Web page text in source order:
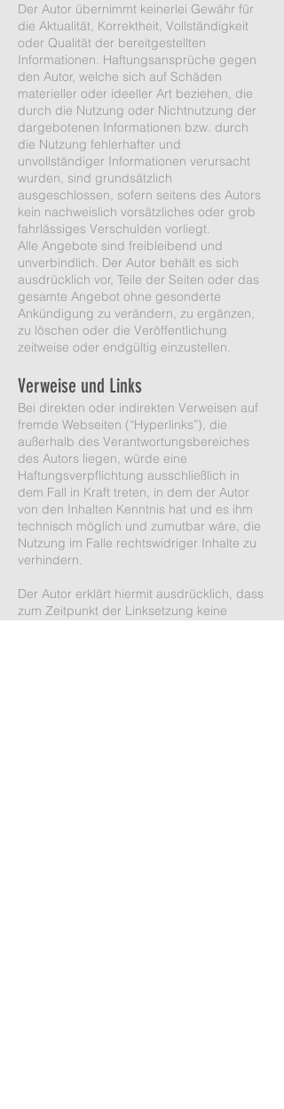
Der Autor übernimmt keinerlei Gewähr für
die Aktualität, Korrektheit, Vollständigkeit
oder Qualität der bereitgestellten
Informationen. Haftungsansprüche gegen
den Autor, welche sich auf Schäden
materieller oder ideeller Art beziehen, die
durch die Nutzung oder Nichtnutzung der
dargebotenen Informationen bzw. durch
die Nutzung fehlerhafter und
unvollständiger Informationen verursacht
wurden, sind grundsätzlich
ausgeschlossen, sofern seitens des Autors
kein nachweislich vorsätzliches oder grob
fahrlässiges Verschulden vorliegt.
Alle Angebote sind freibleibend und
unverbindlich. Der Autor behält es sich
ausdrücklich vor, Teile der Seiten oder das
gesamte Angebot ohne gesonderte
Ankündigung zu verändern, zu ergänzen,
zu löschen oder die Veröffentlichung
zeitweise oder endgültig einzustellen.
Verweise und Links
Bei direkten oder indirekten Verweisen auf
fremde Webseiten (“Hyperlinks”), die
außerhalb des Verantwortungsbereiches
des Autors liegen, würde eine
Haftungsverpflichtung ausschließlich in
dem Fall in Kraft treten, in dem der Autor
von den Inhalten Kenntnis hat und es ihm
technisch möglich und zumutbar wäre, die
Nutzung im Falle rechtswidriger Inhalte zu
verhindern.
Der Autor erklärt hiermit ausdrücklich, dass
zum Zeitpunkt der Linksetzung keine